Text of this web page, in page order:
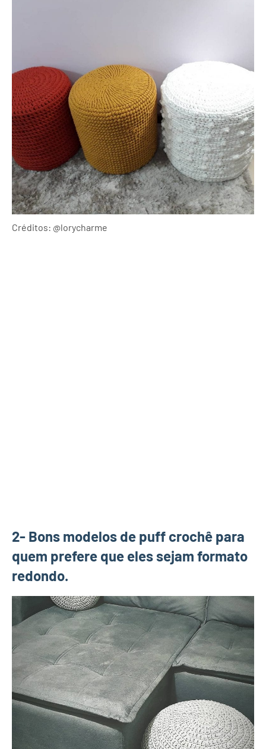
Créditos: @lorycharme
2- Bons modelos de puff crochê para
quem prefere que eles sejam formato
redondo.